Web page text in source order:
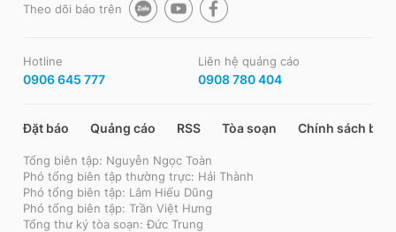
Theo dõi báo trên
Hotline
0906 645 777
Liên hệ quảng cáo
0908 780 404
Đặt báo Quảng cáo RSS Tòa soạn Chính sách bảo
Tổng biên tập: Nguyễn Ngọc Toàn
Phó tổng biên tập thường trực: Hải Thành
Phó tổng biên tập: Lâm Hiếu Dũng
Phó tổng biên tập: Trần Việt Hưng
Tổng thư ký tòa soạn: Đức Trung